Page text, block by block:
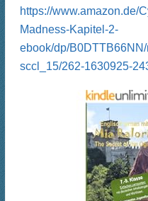
https://www.amazon.de/
Madness-Kapitel-2-
ebook/dp/B0DTTB66NN/
sccl_15/262-1630925-